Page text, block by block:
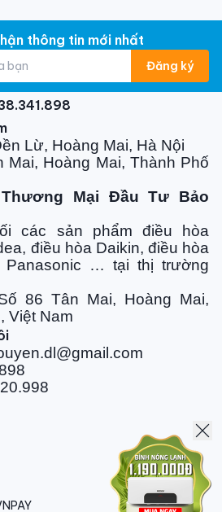
các tốc độ quạt gió phù hợp với
gian sống, làm việc vô
chị
quả
có màng lọc ngăn bụi,
giúp bảo vệ sức khỏe cho người
thoải mái tận hưởng không khí
với điều hòa Nagakawa.
R410a hiệu suất
NP-A50DH sử dụng môi
nhất - Gas R410A hiệu suất
kiệm điện năng, không chứa
Ozone thân thiện với môi
sử dụng.
thông tin mới nhất
Đăng ký
Lừ, Hoàng Mai, Hà Nội
Mai, Hoàng Mai, Thành Phố
Mại Đầu Tư Bảo
các sản phẩm điều hòa
điều hòa Daikin, điều hòa
Panasonic … tại thị trường
86 Tân Mai, Hoàng Mai,
Việt Nam